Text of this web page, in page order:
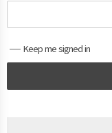
Keep me signed in